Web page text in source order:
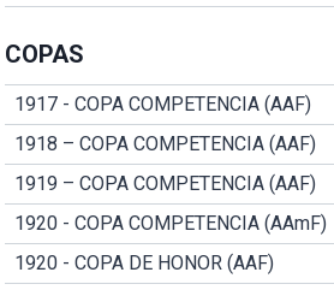
COPAS
1917 - COPA COMPETENCIA (AAF)
1918 – COPA COMPETENCIA (AAF)
1919 – COPA COMPETENCIA (AAF)
1920 - COPA COMPETENCIA (AAmF)
1920 - COPA DE HONOR (AAF)